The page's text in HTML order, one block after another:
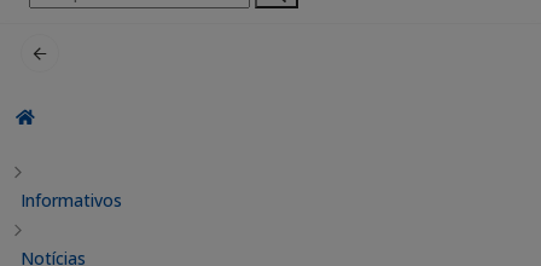
por:
Informativos
Notícias